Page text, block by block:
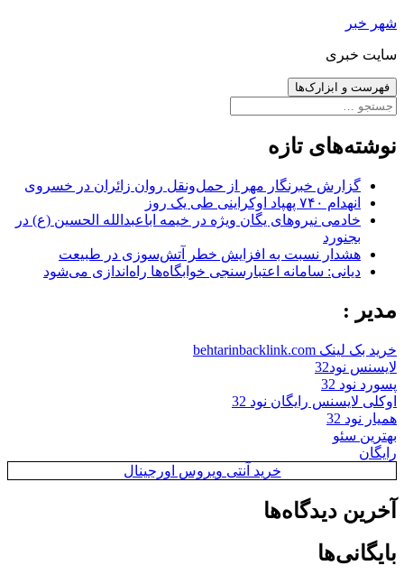
رفتن
نوشته‌ها
شهر خبر
سایت خبری
فهرست و ابزارک‌ها
جستجو
نوشته‌های تازه
گزارش خبرنگار مهر از حمل‌ونقل روان زائران در خسروی
انهدام ۷۴۰ پهپاد اوکراینی طی یک روز
خادمی نیروهای یگان ویژه در خیمه اباعبدالله الحسین (ع) در
بجنورد
هشدار نسبت به افزایش خطر آتش‌سوزی در طبیعت
دیانی: سامانه اعتبارسنجی خوابگاه‌ها راه‌اندازی می‌شود
مدیر :
خرید بک لینک behtarinbacklink.com
لایسنس نود32
پسورد نود 32
اوکلی لایسنس رایگان نود 32
همیار نود 32
بهترین سئو
رایگان
خرید آنتی ویروس اورجینال
آخرین دیدگاه‌ها
بایگانی‌ها